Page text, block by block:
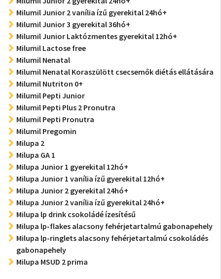
Milumil Junior 2 vanília ízű gyerekital 24hó+
Milumil Junior 3 gyerekital 36hó+
Milumil Junior Laktózmentes gyerekital 12hó+
Milumil Lactose free
Milumil Nenatal
Milumil Nenatal Koraszülött csecsemők diétás ellátására
Milumil Nutriton 0+
Milumil Pepti Junior
Milumil Pepti Plus 2 Pronutra
Milumil Pepti Pronutra
Milumil Pregomin
Milupa 2
Milupa GA 1
Milupa Junior 1 gyerekital 12hó+
Milupa Junior 1 vanília ízű gyerekital 12hó+
Milupa Junior 2 gyerekital 24hó+
Milupa Junior 2 vanília ízű gyerekital 24hó+
Milupa lp drink csokoládé ízesítésű
Milupa lp-flakes alacsony fehérjetartalmú gabonapehely
Milupa lp-ringlets alacsony fehérjetartalmú csokoládés
gabonapehely
Milupa MSUD 2 prima